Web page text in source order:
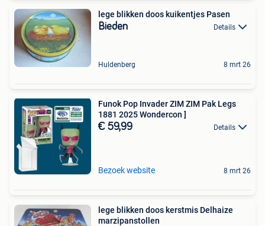
lege blikken doos kuikentjes Pasen
Bieden Details
Huldenberg 8 mrt 26
Funok Pop Invader ZIM ZIM Pak Legs
1881 2025 Wondercon ]
€ 59,99 Details
Bezoek website 8 mrt 26
lege blikken doos kerstmis Delhaize
marzipanstollen